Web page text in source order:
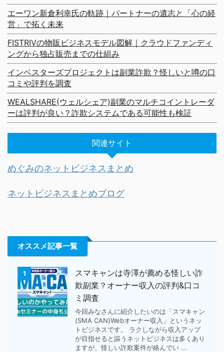
エーワン新倉利幸氏の軌跡｜パートナーの遺志と「心の経
営」で拓く未来
FISTRIVの物販ビジネスモデル図解｜クラウドファンディ
ングから独占販売までの仕組み
インベスターズプロジェクトは副業詐欺？怪しいと噂の口
コミや評判を調査
WEALSHARE(ウェルシェア)副業のマルチコイントレーダ
ーは評判が良い？詐欺システムである可能性も検証
関連サイト
めぐみのネットビジネスまとめ
ネットビジネスまとめブログ
オススメ記事一覧
1
スマキャンは寺澤が薦める怪しい詐
欺副業？オーナー収入の評判&口コ
ミ調査
今回みなさんに紹介したいのは「スマキャン
(SMA CAN)Webオーナー収入」というネッ
トビジネスです。 ラクしながら収入アップ
が目指せると謳うネットビジネスは多くあり
ますが、怪しい詐欺案件が絡んでい ...